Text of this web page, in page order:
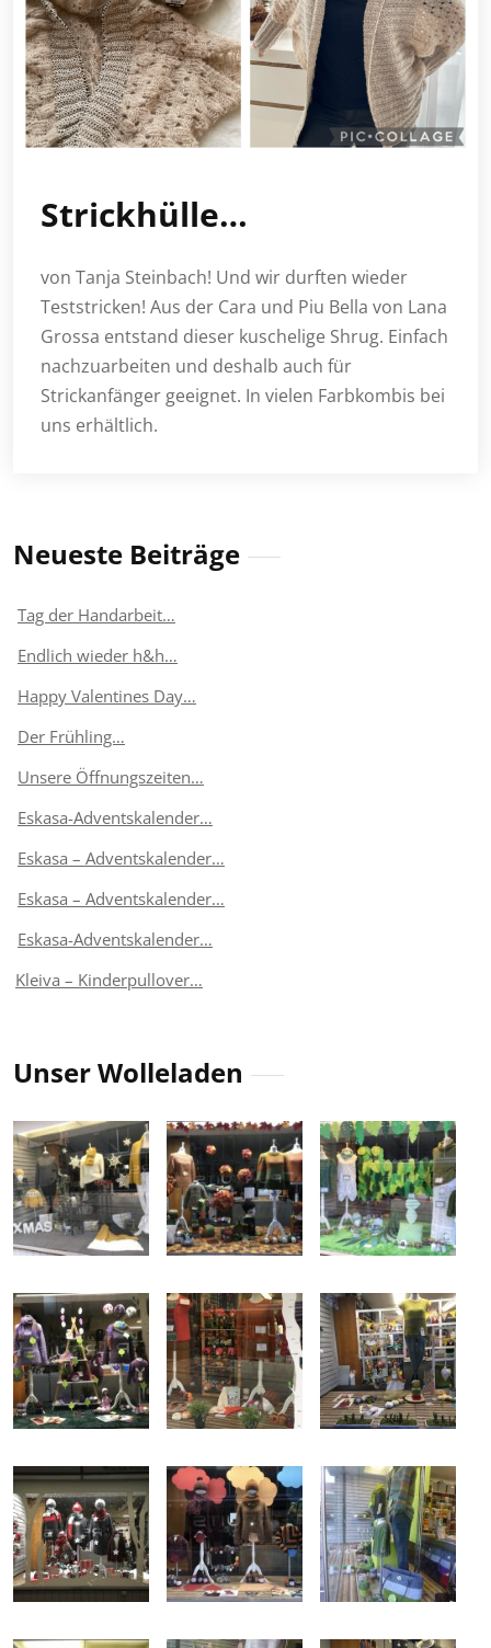
Strickhülle…
von Tanja Steinbach! Und wir durften wieder
Teststricken! Aus der Cara und Piu Bella von Lana
Grossa entstand dieser kuschelige Shrug. Einfach
nachzuarbeiten und deshalb auch für
Strickanfänger geeignet. In vielen Farbkombis bei
uns erhältlich.
Neueste Beiträge
Tag der Handarbeit…
Endlich wieder h&h…
Happy Valentines Day…
Der Frühling…
Unsere Öffnungszeiten…
Eskasa-Adventskalender…
Eskasa – Adventskalender…
Eskasa – Adventskalender…
Eskasa-Adventskalender…
Kleiva – Kinderpullover…
Unser Wolleladen